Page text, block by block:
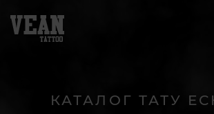
КАТАЛОГ ТАТУ